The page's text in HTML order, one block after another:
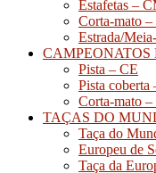
Estafetas –
Corta-mato
Estrada/
CAMPEONATOS
Pista – CE
Pista coberta
Corta-mato –
TAÇAS DO
Taça do
Europeu de
Taça da